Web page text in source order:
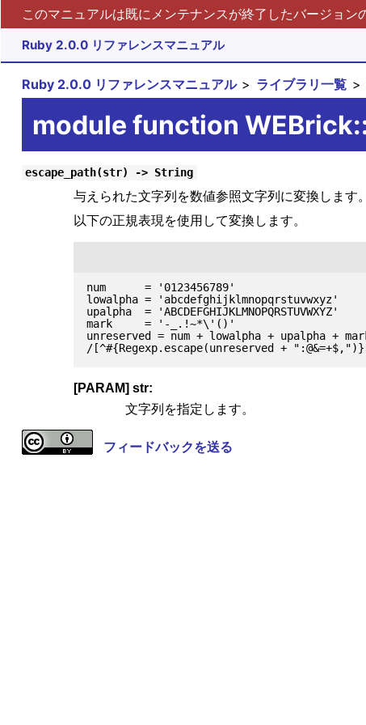
このマニュアルは既にメンテナンスが終了したバージョン
Ruby 2.0.0 リファレンスマニュアル
Ruby 2.0.0 リファレンスマニュアル ライブラリ一覧
module function
escape_path(str) -> String
与えられた文字列を数値参照文字列に変換します。
以下の正規表現を使用して変換します。
num      = '0123456789'
lowalpha = 'abcdefghijklmnopqrstuvwxyz'
upalpha  = 'ABCDEFGHIJKLMNOPQRSTUVWXYZ'
mark     = '-_.!~*\'()'
unreserved = num + lowalpha + upalpha +
[PARAM] str:
文字列を指定します。
フィードバックを送る